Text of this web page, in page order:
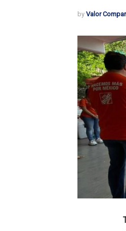
by Valor